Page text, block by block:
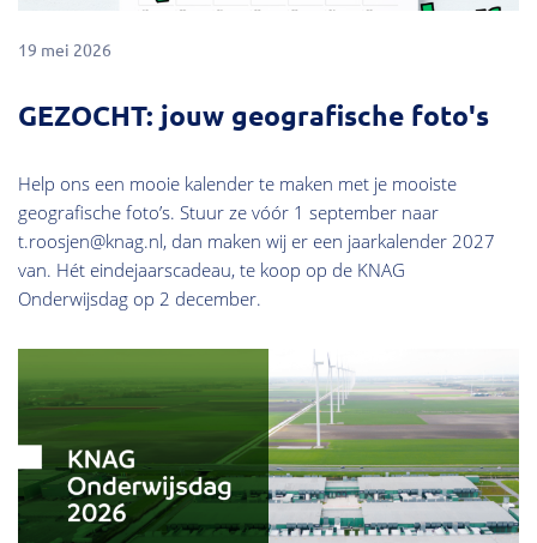
19 mei 2026
GEZOCHT: jouw geografische foto's
Help ons een mooie kalender te maken met je mooiste
geografische foto’s. Stuur ze vóór 1 september naar
t.roosjen@knag.nl, dan maken wij er een jaarkalender 2027
van. Hét eindejaarscadeau, te koop op de KNAG
Onderwijsdag op 2 december.